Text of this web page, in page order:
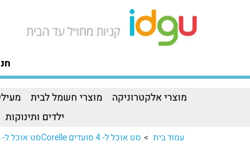
מוצרי אלקטרוניקה מוצרי חשמל לבית
ילדים ותינוקות
עמוד בית > סט אוכל ל- 4 סועדים Corelleסט אוכל ל- 4 סועדים Corelle..